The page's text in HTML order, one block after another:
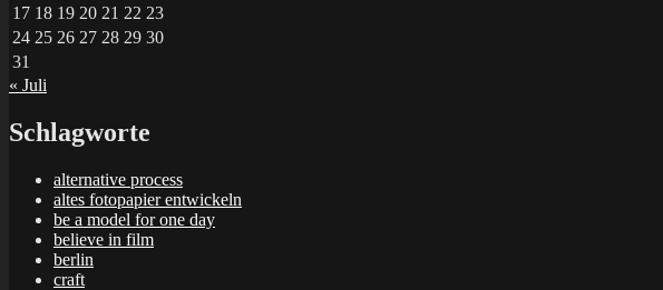
17 18 19 20 21 22 23
24 25 26 27 28 29 30
31
« Juli
Schlagworte
alternative process
altes fotopapier entwickeln
be a model for one day
believe in film
berlin
craft